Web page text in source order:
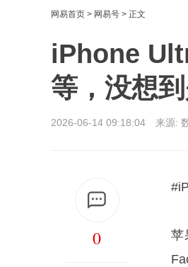
网易首页 > 网易号 > 正文
iPhone
等，没想
2026-06-14 09:18:04 来源:
0
苹